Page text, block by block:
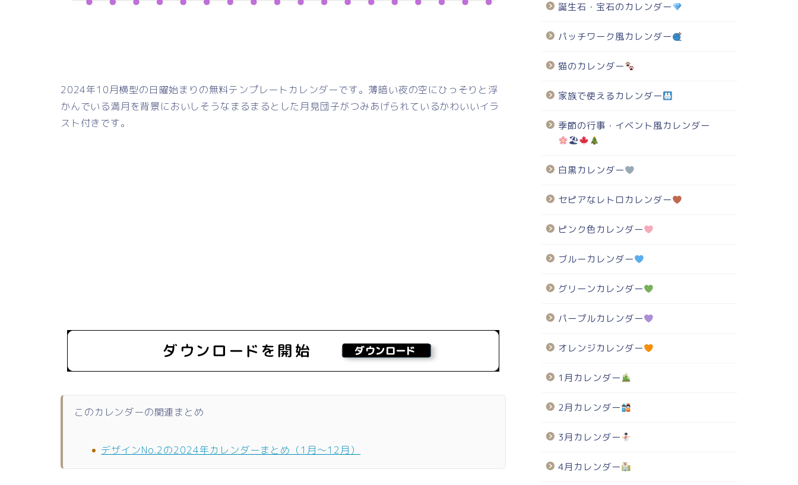
2024年10月横型の日曜始まりの無料テンプレートカレンダーです。薄暗い夜の空にひっそりと浮
かんでいる満月を背景においしそうなまるまるとした月見団子がつみあげられているかわいいイラ
スト付きです。
このカレンダーの関連まとめ
デザインNo.2の2024年カレンダーまとめ（1月〜12月）
誕生石・宝石のカレンダー
パッチワーク風カレンダー
猫のカレンダー
家族で使えるカレンダー
季節の行事・イベント風カレンダー
🏖
白黒カレンダー
セピアなレトロカレンダー
ピンク色カレンダー
ブルーカレンダー
グリーンカレンダー
パープルカレンダー
オレンジカレンダー
1月カレンダー
2月カレンダー
3月カレンダー
4月カレンダー